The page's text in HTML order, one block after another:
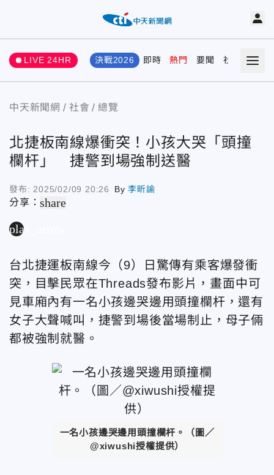
LIVE 24HR 決戰2026 即時 熱門 要聞 社會 娛樂
中天新聞網 社會 總覽
北捷板南線爆衝突！小孩大哭「頭撞
欄杆」 捷警到場強制送醫
發布: 2025/02/09 20:26 By李昕諭
分享：share
play_arrow
台北捷運板南線今（9）日驚傳有乘客爆發衝
突，目擊民眾在Threads發布影片，畫面中可
見車廂內有一名小孩邊哭邊用頭撞欄杆，還有
女子大聲喊叫，捷警到場後當場制止， 母子倆
都被強制就醫。
一名小孩邊哭邊用頭撞欄杆。
（圖／
@xiwushi授權提供）